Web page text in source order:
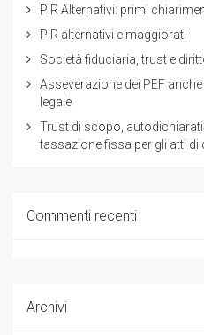
PIR Alternativi: primi
PIR alternativi e maggiorati
Società fiduciaria, trust e
Asseverazione dei PEF
legale
Trust di scopo, autodichiarati
tassazione fissa per gli atti di
Commenti recenti
Archivi